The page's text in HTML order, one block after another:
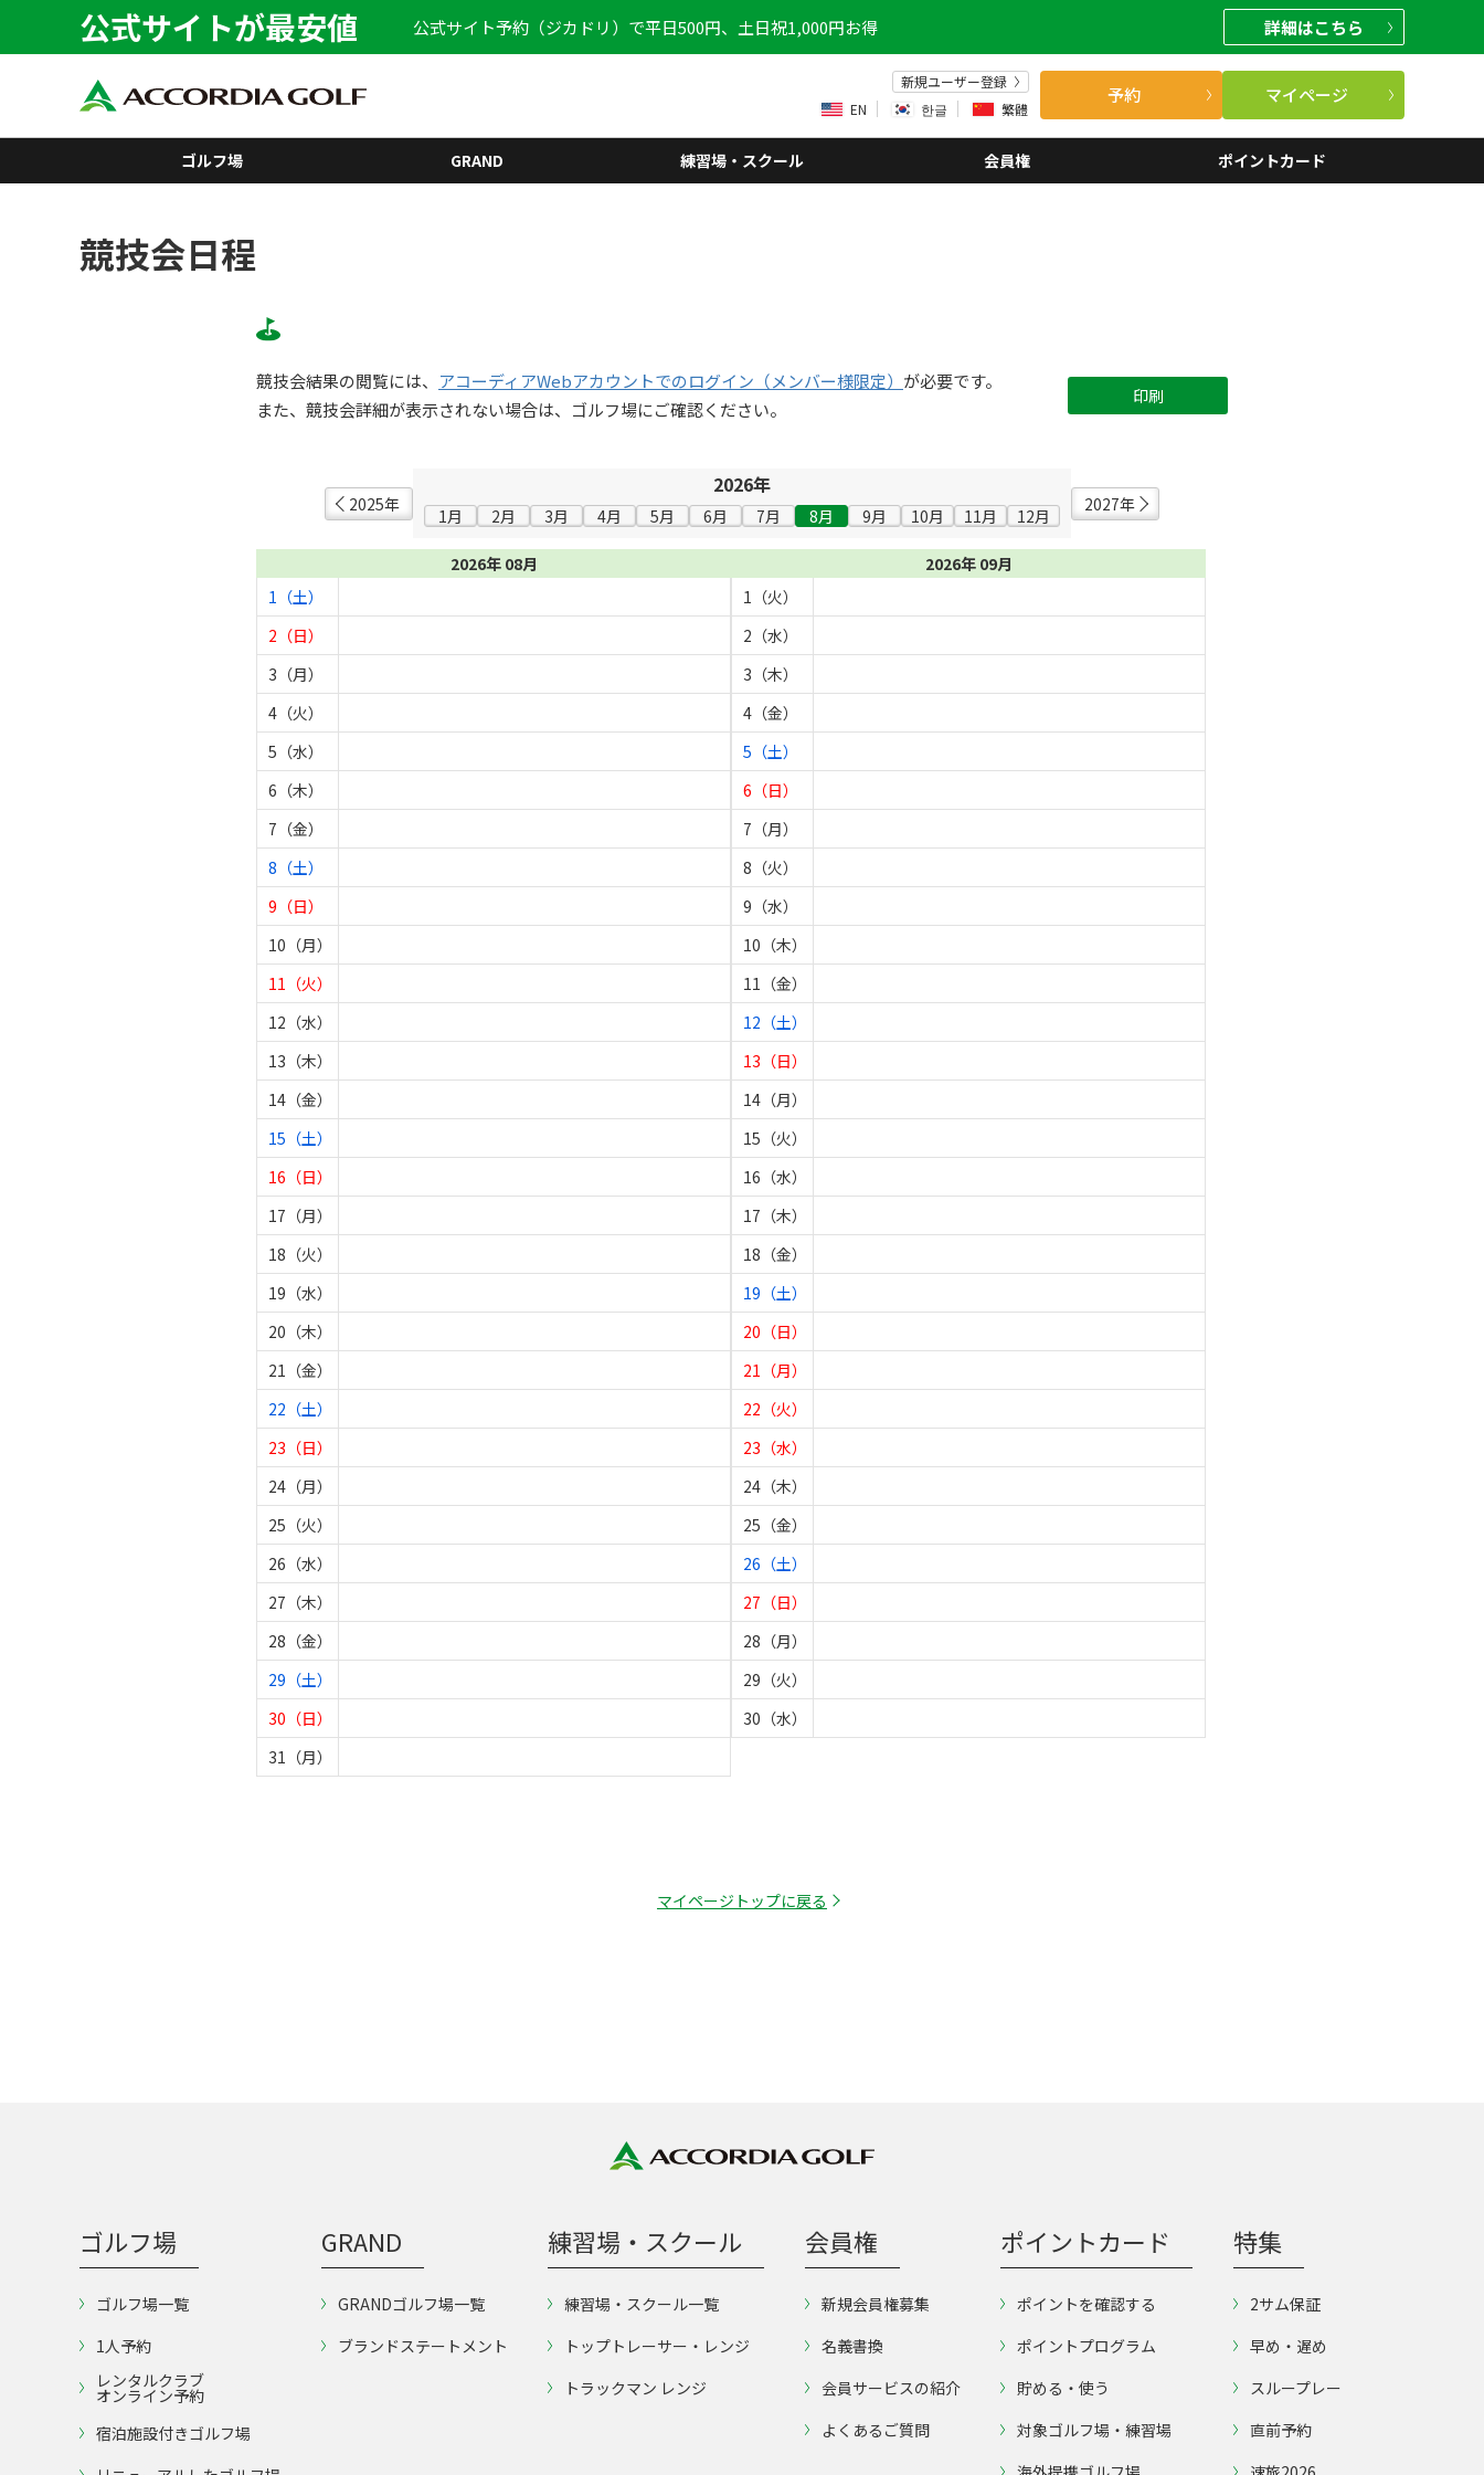
公式サイトが最安値 公式サイト予約（ジカドリ）で平日500円、土日祝1,000円お得 詳細はこちら
新規ユーザー登録
EN
한글 繁體
予約 マイページ
ゴルフ場 GRAND 練習場・スクール 会員権 ポイントカード
競技会日程
競技会結果の閲覧には、 アコーディアWebアカウントでのログイン（メンバー様限定） が必要です。
また、競技会詳細が表示されない場合は、ゴルフ場にご確認ください。
印刷
2025年
2026年
1月 2月 3月 4月 5月 6月 7月 8月 9月 10月 11月 12月
2027年
2026年 08月
1（土）
2（日）
3（月）
4（火）
5（水）
6（木）
7（金）
8（土）
9（日）
10（月）
11（火）
12（水）
13（木）
14（金）
15（土）
16（日）
17（月）
18（火）
19（水）
20（木）
21（金）
22（土）
23（日）
24（月）
25（火）
26（水）
27（木）
28（金）
29（土）
30（日）
31（月）
2026年 09月
1（火）
2（水）
3（木）
4（金）
5（土）
6（日）
7（月）
8（火）
9（水）
10（木）
11（金）
12（土）
13（日）
14（月）
15（火）
16（水）
17（木）
18（金）
19（土）
20（日）
21（月）
22（火）
23（水）
24（木）
25（金）
26（土）
27（日）
28（月）
29（火）
30（水）
マイページトップに戻る
ゴルフ場
ゴルフ場一覧
1人予約
レンタルクラブ
オンライン予約
宿泊施設付きゴルフ場
GRAND
GRANDゴルフ場一覧
ブランドステートメント
練習場・スクール
練習場・スクール一覧
トップトレーサー・レンジ
トラックマン レンジ
会員権
新規会員権募集
名義書換
会員サービスの紹介
よくあるご質問
ポイントカード
ポイントを確認する
ポイントプログラム
貯める・使う
対象ゴルフ場・練習場
特集
2サム保証
早め・遅め
スループレー
直前予約